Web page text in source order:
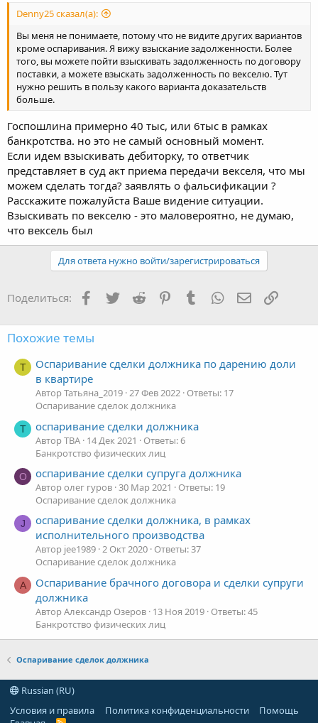
Denny25 сказал(а):
Вы меня не понимаете, потому что не видите других вариантов
кроме оспаривания. Я вижу взыскание задолженности. Более
того, вы можете пойти взыскивать задолженность по договору
поставки, а можете взыскать задолженность по векселю. Тут
нужно решить в пользу какого варианта доказательств
больше.
Госпошлина примерно 40 тыс, или 6тыс в рамках
банкротства. но это не самый основный момент.
Если идем взыскивать дебиторку, то ответчик
представляет в суд акт приема передачи векселя, что мы
можем сделать тогда? заявлять о фальсификации ?
Расскажите пожалуйста Ваше видение ситуации.
Взыскивать по векселю - это маловероятно, не думаю,
что вексель был
Для ответа нужно войти/зарегистрироваться
Поделиться: Facebook
TwitterReddit PinterestTumblr WhatsApp Ссылка
Похожие темы
Т
Оспаривание сделки должника по дарению доли
в квартире
Автор Татьяна_2019 27 Фев 2022 Ответы: 17
Оспаривание сделок должника
Т оспаривание сделки должника
Автор ТВА 14 Дек 2021
Ответы: 6
Банкротство физических лиц
О оспаривание сделки супруга должника
Автор олег гуров 30 Мар 2021
Ответы: 19
Оспаривание сделок должника
J
оспаривание сделки должника, в рамках
исполнительного производства
Автор jee1989 2 Окт 2020 Ответы: 37
Оспаривание сделок должника
А
Оспаривание брачного договора и сделки супруги
должника
Автор Александр Озеров 13 Ноя 2019 Ответы: 45
Банкротство физических лиц
Оспаривание сделок должника
Russian (RU)
Условия и правила
Политика конфиденциальности
Помощь